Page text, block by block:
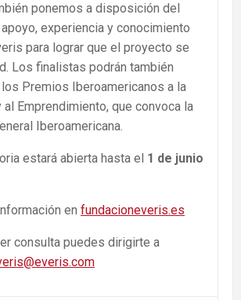
ponemos a disposición del
experiencia y conocimiento
para lograr que el proyecto se
Los finalistas podrán también
Premios Iberoamericanos a la
al Emprendimiento, que convoca la
Iberoamericana.
estará abierta hasta el 1 de junio
en fundacioneveris.es
consulta puedes dirigirte a